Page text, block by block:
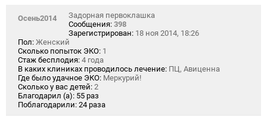
Осень2014
Задорная первоклашка
Сообщения: 398
Зарегистрирован: 18 ноя 2014, 18:26
Пол: Женский
Сколько попыток ЭКО: 1
Стаж бесплодия: 4 года
В каких клиниках проводилось лечение: ПЦ, Авиценна
Где было удачное ЭКО: Меркурий!
Сколько у вас детей: 2
Благодарил (а): 55 раз
Поблагодарили: 24 раза